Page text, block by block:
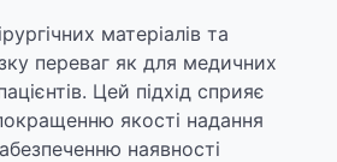
матеріалів та
переваг як для медичних
Цей підхід сприяє
якості надання
наявності